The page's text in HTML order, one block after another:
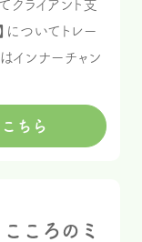
クライアント支
ついてトレー
インナーチャン
ちら
ころのミ